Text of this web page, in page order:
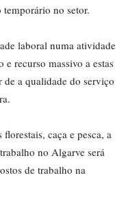
temporário no setor.
laboral numa atividade
recurso massivo a estas
de a qualidade do serviço
caça e pesca, a
no Algarve será
de trabalho na